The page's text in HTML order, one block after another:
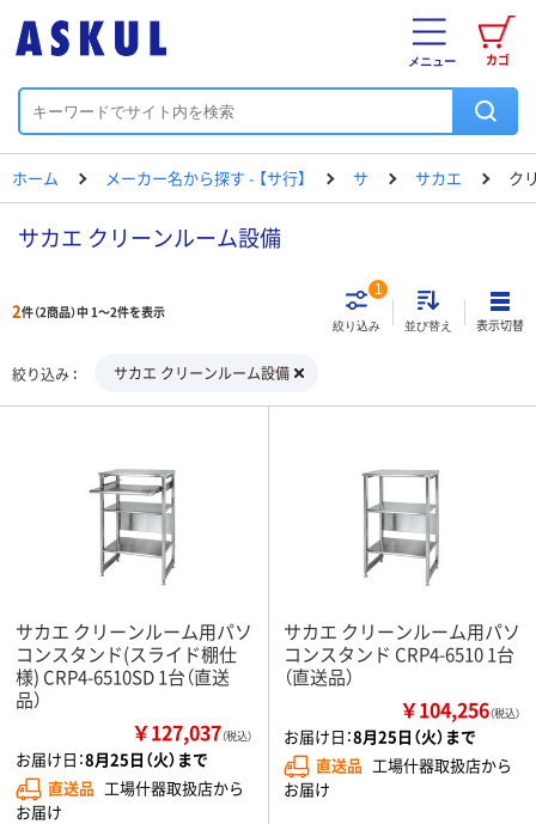
カゴ
メニュー
ホーム メーカー名から探す - 【サ行】 サ サカエ ク
サカエ クリーンルーム設備
2件（2商品）中 1～2件を表示
絞り込み
1
並び替え 表示切替
絞り込み サカエ クリーンルーム設備
サカエ クリーンルーム用パソ
コンスタンド(スライド棚仕
様) CRP4-6510SD 1台（直送
品）
￥127,037（税込）
お届け日：8月25日（火）まで
直送品 工場什器取扱店から
お届け
サカエ クリーンルーム用パソ
コンスタンド CRP4-6510 1台
（直送品）
￥104,256（税込）
お届け日：8月25日（火）まで
直送品 工場什器取扱店から
お届け